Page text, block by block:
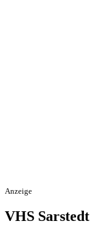
Anzeige
VHS Sarstedt